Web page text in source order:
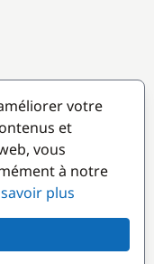
votre
et
vous
à notre
plus